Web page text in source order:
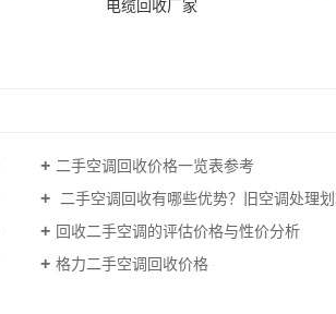
电缆回收厂家
二手空调回收价格一览表参考
二手空调回收有哪些优势？旧空调处理划
回收二手空调的评估价格与性价分析
格力二手空调回收价格